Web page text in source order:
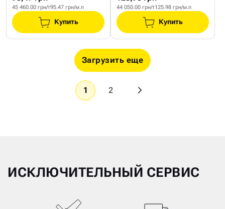
45 460.00 грн/т95.47 грн/м.п
Купить
44 050.00 грн/т125.98 грн/м.п
Купить
Загрузить еще
1 2
ИСКЛЮЧИТЕЛЬНЫЙ СЕРВИС